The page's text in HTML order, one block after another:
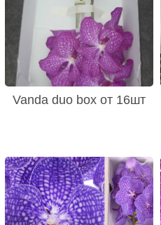
Vanda duo box от 16шт